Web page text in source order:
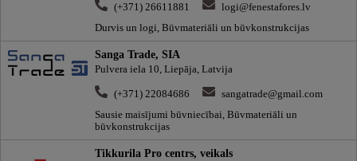
(+371) 26611881
logi@fenestafores.lv
Durvis un logi, Būvmateriāli un būvkonstrukcijas
Sanga Trade, SIA
Pulvera iela 10, Liepāja, Latvija
(+371) 22084686
sangatrade@gmail.com
Sausie maisījumi būvniecībai, Būvmateriāli un
būvkonstrukcijas
Tikkurila Pro centrs, veikals